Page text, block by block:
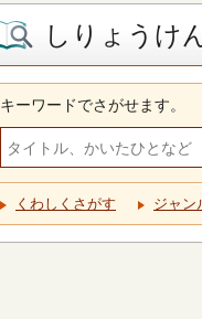
しりょうけ
キーワードでさがせます。
くわしくさがす ジャン